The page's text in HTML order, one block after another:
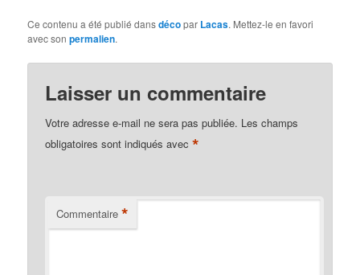
Ce contenu a été publié dansdécopar Lacas. Mettez-le en favori
avec sonpermalien.
Laisser un commentaire
Votre adresse e-mail ne sera pas publiée. Les champs
obligatoires sont indiqués avec*
Commentaire *